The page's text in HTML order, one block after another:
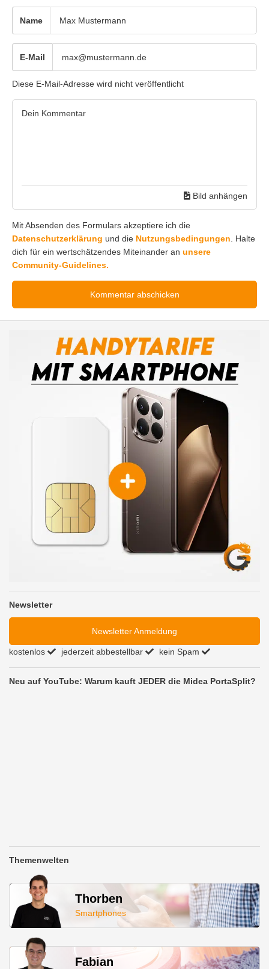
Name
E-Mail
Diese E-Mail-Adresse wird nicht veröffentlicht
Bild anhängen
Mit Absenden des Formulars akzeptiere ich die
Datenschutzerklärung und die Nutzungsbedingungen. Halte
dich für ein wertschätzendes Miteinander an unsere
Community-Guidelines.
Newsletter
Newsletter Anmeldung
kostenlos jederzeit abbestellbar kein Spam
Neu auf YouTube: Warum kauft JEDER die Midea PortaSplit?
Themenwelten
Thorben
Smartphones
Fabian